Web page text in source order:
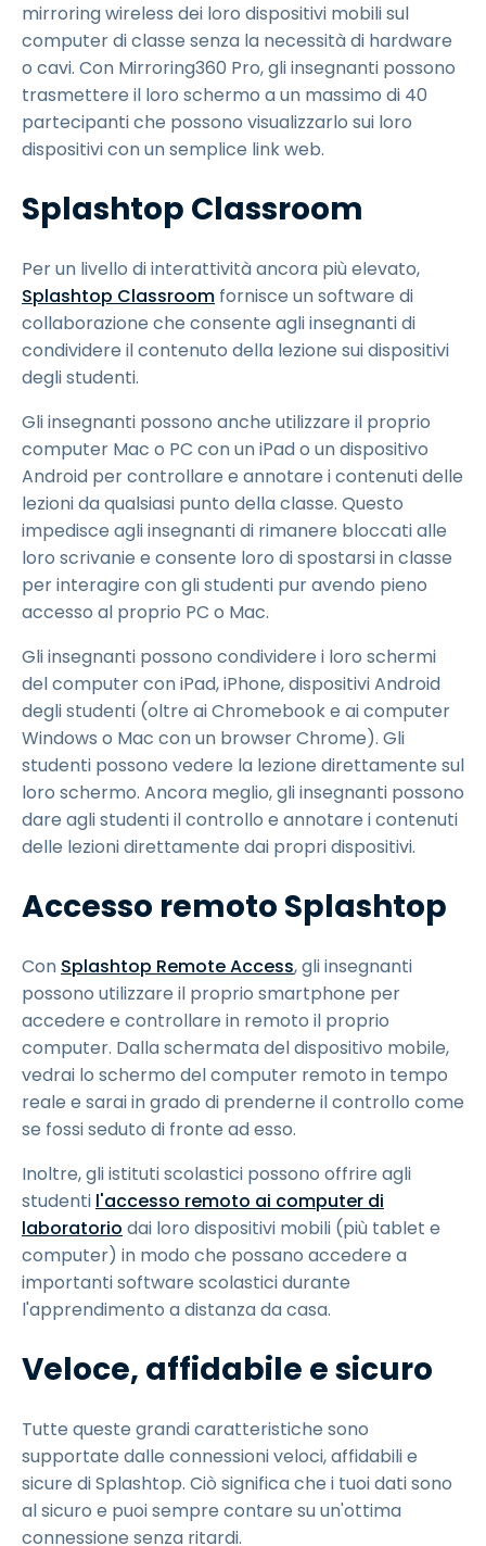
mirroring wireless dei loro dispositivi mobili sul
computer di classe senza la necessità di hardware
o cavi. Con Mirroring360 Pro, gli insegnanti possono
trasmettere il loro schermo a un massimo di 40
partecipanti che possono visualizzarlo sui loro
dispositivi con un semplice link web.
Splashtop Classroom
Per un livello di interattività ancora più elevato,
Splashtop Classroom fornisce un software di
collaborazione che consente agli insegnanti di
condividere il contenuto della lezione sui dispositivi
degli studenti.
Gli insegnanti possono anche utilizzare il proprio
computer Mac o PC con un iPad o un dispositivo
Android per controllare e annotare i contenuti delle
lezioni da qualsiasi punto della classe. Questo
impedisce agli insegnanti di rimanere bloccati alle
loro scrivanie e consente loro di spostarsi in classe
per interagire con gli studenti pur avendo pieno
accesso al proprio PC o Mac.
Gli insegnanti possono condividere i loro schermi
del computer con iPad, iPhone, dispositivi Android
degli studenti (oltre ai Chromebook e ai computer
Windows o Mac con un browser Chrome). Gli
studenti possono vedere la lezione direttamente sul
loro schermo. Ancora meglio, gli insegnanti possono
dare agli studenti il controllo e annotare i contenuti
delle lezioni direttamente dai propri dispositivi.
Accesso remoto Splashtop
Con Splashtop Remote Access, gli insegnanti
possono utilizzare il proprio smartphone per
accedere e controllare in remoto il proprio
computer. Dalla schermata del dispositivo mobile,
vedrai lo schermo del computer remoto in tempo
reale e sarai in grado di prenderne il controllo come
se fossi seduto di fronte ad esso.
Inoltre, gli istituti scolastici possono offrire agli
studenti l'accesso remoto ai computer di
laboratorio dai loro dispositivi mobili (più tablet e
computer) in modo che possano accedere a
importanti software scolastici durante
l'apprendimento a distanza da casa.
Veloce, affidabile e sicuro
Tutte queste grandi caratteristiche sono
supportate dalle connessioni veloci, affidabili e
sicure di Splashtop. Ciò significa che i tuoi dati sono
al sicuro e puoi sempre contare su un'ottima
connessione senza ritardi.